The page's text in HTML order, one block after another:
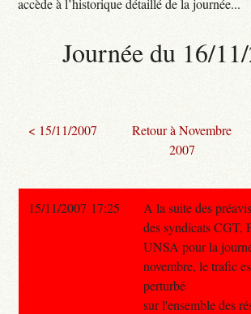
accède à l’historique détaillé de la journée...
Journée du 16/
< 15/11/2007
Retour à Novembre
2007
15/11/2007 17:25
A la suite des
des syndicats CGT,
UNSA pour la
novembre, le trafic
perturbé
sur l'ensemble des